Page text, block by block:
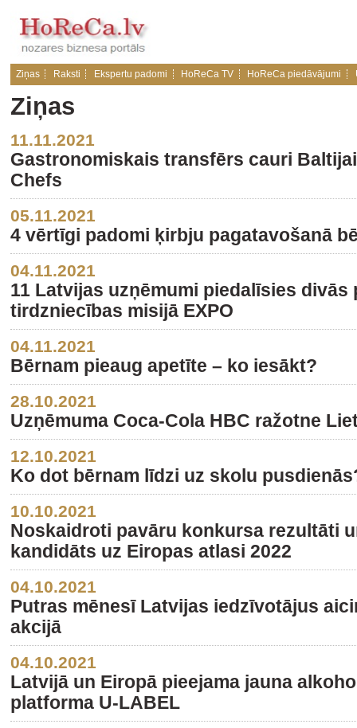
Ziņas Raksti Ekspertu padomi HoReCa TV HoReCa piedāvājumi
Ziņas
11.11.2021
Gastronomiskais transfērs cauri
Chefs
05.11.2021
4 vērtīgi padomi ķirbju pagatavošanā
04.11.2021
11 Latvijas uzņēmumi piedalīsies
tirdzniecības misijā EXPO
04.11.2021
Bērnam pieaug apetīte – ko iesākt?
28.10.2021
Uzņēmuma Coca-Cola HBC ražotne
12.10.2021
Ko dot bērnam līdzi uz skolu
10.10.2021
Noskaidroti pavāru konkursa rezultāti
kandidāts uz Eiropas atlasi 2022
04.10.2021
Putras mēnesī Latvijas iedzīvotājus
akcijā
04.10.2021
Latvijā un Eiropā pieejama jauna
platforma U-LABEL